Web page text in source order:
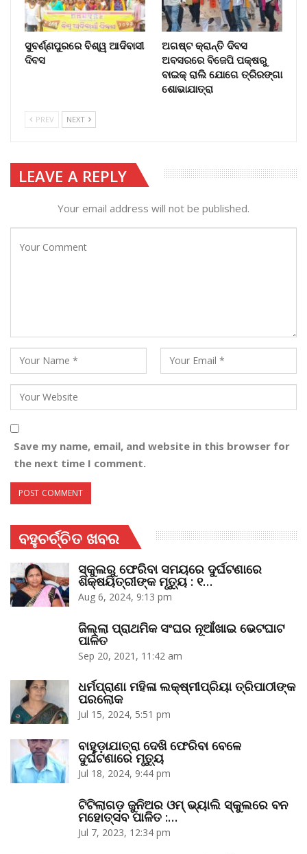
ସୁବର୍ଣ୍ଣପୁରରେ ବିଶ୍ୱ ଆଦିବାସୀ
ଦିବସ
ଅଗଷ୍ଟ କ୍ରାନ୍ତି ଦିବସ
ଅବସରରେ ବିଜେପି ପକ୍ଷରୁ
ବାଇକ୍ ରାଲି ଯୋଗେ ତ୍ରିରଙ୍ଗା
ଶୋଭାଯାତ୍ରା
PREV NEXT
LEAVE A REPLY
Your email address will not be published.
Save my name, email, and website in this browser for
the next time I comment.
ବହୁଚର୍ଚ୍ଚିତ ଖବର
ସ୍କୁଲରୁ ଫେରିବା ସମୟରେ ଦୁର୍ଘଟଣାରେ
ଶିକ୍ଷୟିତ୍ରୀଙ୍କ ମୃତ୍ୟୁ : ୧…
Aug 6, 2024, 9:13 pm
ଜିଲ୍ଲା ପ୍ରାଥମିକ ସଂଘର ନୂଆଁଖାଇ ଭେଟଘାଟ
ପାଳିତ
Sep 20, 2021, 11:42 am
ଧର୍ମପ୍ରାଣା ମହିଳା ଲକ୍ଷ୍ମୀପ୍ରିୟା ତ୍ରିପାଠୀଙ୍କ
ପରଲୋକ
Jul 15, 2024, 5:51 pm
ବାହୁଡ଼ାଯାତ୍ରା ଦେଖି ଫେରିବା ବେଳେ
ଦୁର୍ଘଟଣାରେ ମୃତ୍ୟୁ
Jul 18, 2024, 9:44 pm
ଟିଟିଲାଗଡ଼ ଜୁନିଅର ଓମ୍‌ ଭ୍ୟାଲି ସ୍କୁଲରେ ବନ
ମହୋତ୍ସବ ପାଳିତ :…
Jul 7, 2023, 12:34 pm